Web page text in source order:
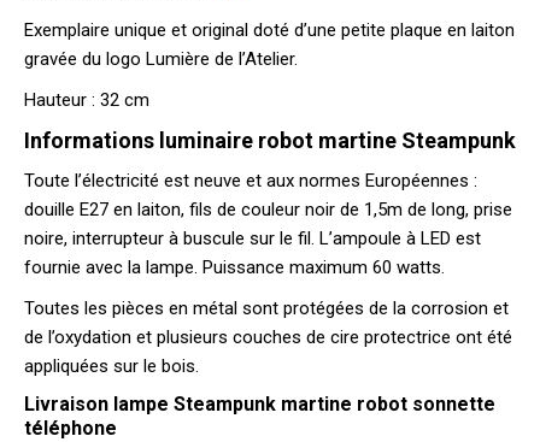
Exemplaire unique et original doté d’une petite plaque en laiton
gravée du logo Lumière de l’Atelier.
Hauteur : 32 cm
Informations luminaire robot martine Steampunk
Toute l’électricité est neuve et aux normes Européennes :
douille E27 en laiton, fils de couleur noir de 1,5m de long, prise
noire, interrupteur à buscule sur le fil. L’ampoule à LED est
fournie avec la lampe. Puissance maximum 60 watts.
Toutes les pièces en métal sont protégées de la corrosion et
de l’oxydation et plusieurs couches de cire protectrice ont été
appliquées sur le bois.
Livraison lampe Steampunk martine robot sonnette
téléphone